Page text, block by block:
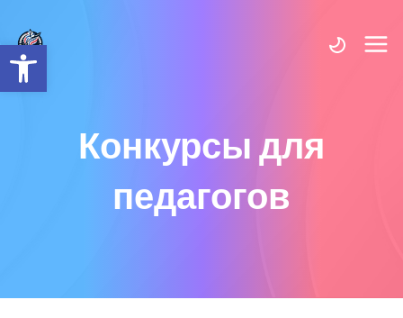
Открыть панель
Конкурсы для
педагогов